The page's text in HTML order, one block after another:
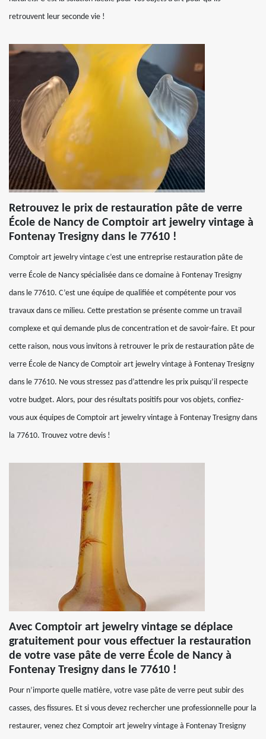
retrouvent leur seconde vie !
Retrouvez le prix de restauration pâte de verre
École de Nancy de Comptoir art jewelry vintage à
Fontenay Tresigny dans le 77610 !
Comptoir art jewelry vintage c’est une entreprise restauration pâte de
verre École de Nancy spécialisée dans ce domaine à Fontenay Tresigny
dans le 77610. C’est une équipe de qualifiée et compétente pour vos
travaux dans ce milieu. Cette prestation se présente comme un travail
complexe et qui demande plus de concentration et de savoir-faire. Et pour
cette raison, nous vous invitons à retrouver le prix de restauration pâte de
verre École de Nancy de Comptoir art jewelry vintage à Fontenay Tresigny
dans le 77610. Ne vous stressez pas d’attendre les prix puisqu’il respecte
votre budget. Alors, pour des résultats positifs pour vos objets, confiez-
vous aux équipes de Comptoir art jewelry vintage à Fontenay Tresigny dans
la 77610. Trouvez votre devis !
Avec Comptoir art jewelry vintage se déplace
gratuitement pour vous effectuer la restauration
de votre vase pâte de verre École de Nancy à
Fontenay Tresigny dans le 77610 !
Pour n’importe quelle matière, votre vase pâte de verre peut subir des
casses, des fissures. Et si vous devez rechercher une professionnelle pour la
restaurer, venez chez Comptoir art jewelry vintage à Fontenay Tresigny